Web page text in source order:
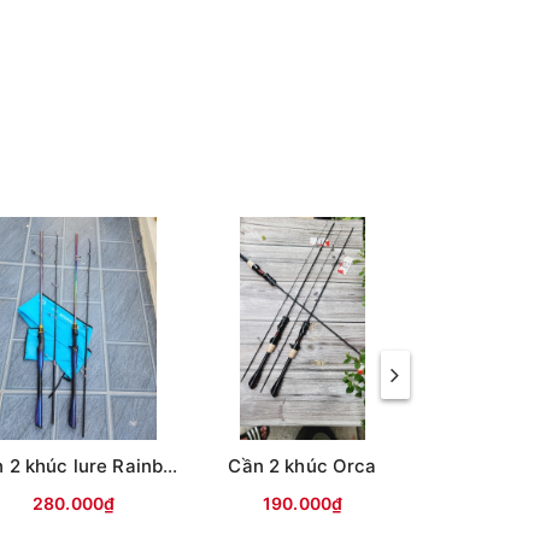
Cần 2 khúc lure Rainbow
280.000₫
Cần 2 khúc Orca
190.000₫